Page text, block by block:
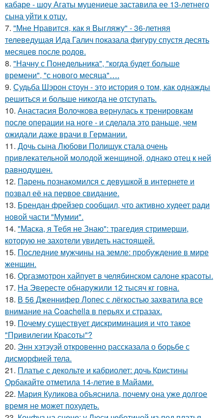
кабаре - шоу Агаты муцениеце заставила ее 13-летнего
сына уйти к отцу.
7. "Мне Нравится, как я Выгляжу" - 36-летняя
телеведущая Ида Галич показала фигуру спустя десять
месяцев после родов.
8. "Начну с Понедельника", "когда будет больше
времени", "с нового месяца"….
9. Судьба Шэрон стоун - это история о том, как однажды
решиться и больше никогда не отступать.
10. Анастасия Волочкова вернулась к тренировкам
после операции на ноге - и сделала это раньше, чем
ожидали даже врачи в Германии.
11. Дочь сына Любови Полищук стала очень
привлекательной молодой женщиной, однако отец к ней
равнодушен.
12. Парень познакомился с девушкой в интернете и
позвал её на первое свидание.
13. Брендан фрейзер сообщил, что активно худеет ради
новой части "Мумии".
14. "Маска, я Тебя не Знаю": трагедия стримерши,
которую не захотели увидеть настоящей.
15. Последние мужчины на земле: пробуждение в мире
женщин.
16. Оргазмотрон хайпует в челябинском салоне красоты.
17. На Эвересте обнаружили 12 тысяч кг говна.
18. В 56 Дженнифер Лопес с лёгкостью захватила все
внимание на Coachella в перьях и стразах.
19. Почему существует дискриминация и что такое
"Привилегии Красоты"?
20. Энн хэтэуэй откровенно рассказала о борьбе с
дисморфией тела.
21. Платье с декольте и кабриолет: дочь Кристины
Орбакайте отметила 14-летие в Майами.
22. Мария Куликова объяснила, почему она уже долгое
время не может похудеть.